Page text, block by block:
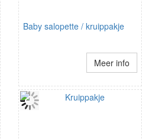
Baby salopette / kruippakje
Meer info